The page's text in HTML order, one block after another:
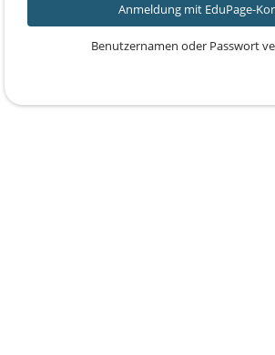
Anmeldung mit EduPage-
Benutzernamen oder Passwort